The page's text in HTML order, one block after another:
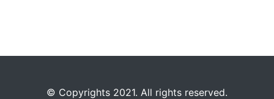
©️ Copyrights 2021. All rights reserved.